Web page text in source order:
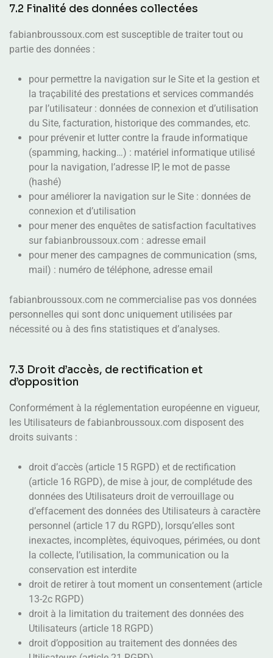
7.2 Finalité des données collectées
fabianbroussoux.com est susceptible de traiter tout ou
partie des données :
pour permettre la navigation sur le Site et la gestion et
la traçabilité des prestations et services commandés
par l’utilisateur : données de connexion et d’utilisation
du Site, facturation, historique des commandes, etc.
pour prévenir et lutter contre la fraude informatique
(spamming, hacking…) : matériel informatique utilisé
pour la navigation, l’adresse IP, le mot de passe
(hashé)
pour améliorer la navigation sur le Site : données de
connexion et d’utilisation
pour mener des enquêtes de satisfaction facultatives
sur fabianbroussoux.com : adresse email
pour mener des campagnes de communication (sms,
mail) : numéro de téléphone, adresse email
fabianbroussoux.com ne commercialise pas vos données
personnelles qui sont donc uniquement utilisées par
nécessité ou à des fins statistiques et d’analyses.
7.3 Droit d’accès, de rectification et
d’opposition
Conformément à la réglementation européenne en vigueur,
les Utilisateurs de fabianbroussoux.com disposent des
droits suivants :
droit d’accès (article 15 RGPD) et de rectification
(article 16 RGPD), de mise à jour, de complétude des
données des Utilisateurs droit de verrouillage ou
d’effacement des données des Utilisateurs à caractère
personnel (article 17 du RGPD), lorsqu’elles sont
inexactes, incomplètes, équivoques, périmées, ou dont
la collecte, l’utilisation, la communication ou la
conservation est interdite
droit de retirer à tout moment un consentement (article
13-2c RGPD)
droit à la limitation du traitement des données des
Utilisateurs (article 18 RGPD)
droit d’opposition au traitement des données des